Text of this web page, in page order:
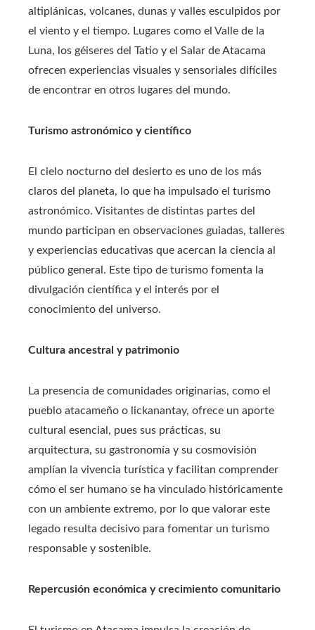
altiplánicas, volcanes, dunas y valles esculpidos por
el viento y el tiempo. Lugares como el Valle de la
Luna, los géiseres del Tatio y el Salar de Atacama
ofrecen experiencias visuales y sensoriales difíciles
de encontrar en otros lugares del mundo.
Turismo astronómico y científico
El cielo nocturno del desierto es uno de los más
claros del planeta, lo que ha impulsado el turismo
astronómico. Visitantes de distintas partes del
mundo participan en observaciones guiadas, talleres
y experiencias educativas que acercan la ciencia al
público general. Este tipo de turismo fomenta la
divulgación científica y el interés por el
conocimiento del universo.
Cultura ancestral y patrimonio
La presencia de comunidades originarias, como el
pueblo atacameño o lickanantay, ofrece un aporte
cultural esencial, pues sus prácticas, su
arquitectura, su gastronomía y su cosmovisión
amplían la vivencia turística y facilitan comprender
cómo el ser humano se ha vinculado históricamente
con un ambiente extremo, por lo que valorar este
legado resulta decisivo para fomentar un turismo
responsable y sostenible.
Repercusión económica y crecimiento comunitario